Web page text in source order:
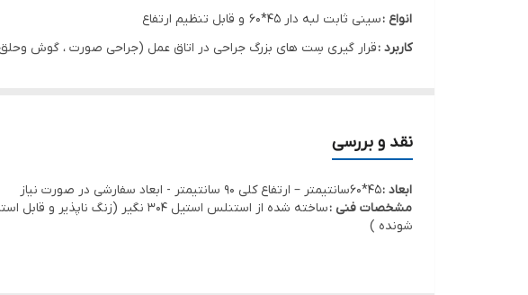
انواع :سینی ثابت لبه دار 45*60 و قابل تنظیم ارتفاع
کاربرد :قرار گیری سِت های بزرگ جراحی در اتاق عمل (جراحی صورت ، گوش وحلق
نقد و بررسی
ابعاد :
مشخصات فنی :
ساخته شده از استنلس استیل 304
شونده )